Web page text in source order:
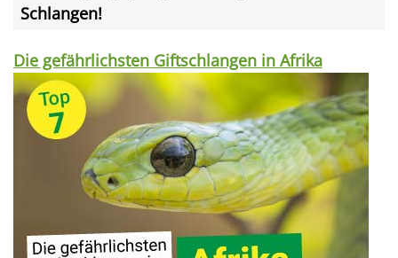
Schlangen!
Die gefährlichsten Giftschlangen in Afrika